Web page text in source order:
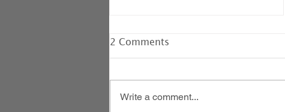
2 Comments
Write a comment...